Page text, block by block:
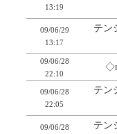
13:19
09/06/29
13:17
テン
09/06/28
22:10
09/06/28
22:05
テン
09/06/28
テン